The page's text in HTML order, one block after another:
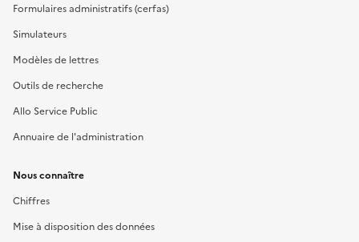
Formulaires administratifs (cerfas)
Simulateurs
Modèles de lettres
Outils de recherche
Allo Service Public
Annuaire de l'administration
Nous connaître
Chiffres
Mise à disposition des données